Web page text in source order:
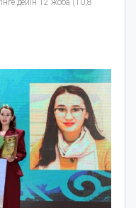
дейін 12 жоба (10,8